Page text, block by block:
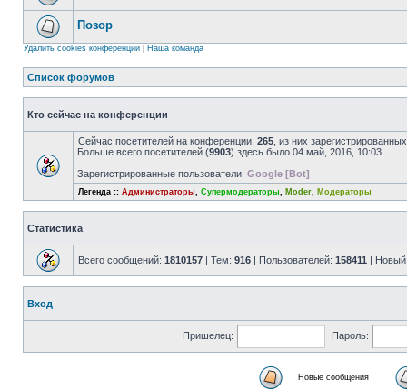
Позор
Удалить cookies конференции Наша команда
Список форумов
Кто сейчас на конференции
Сейчас посетителей на конференции: 265 , из них
Больше всего посетителей (9903) здесь было 04 май, 2016, 10:03
Зарегистрированные пользователи: Google [Bot]
Легенда :: Администраторы, Супермодераторы, Moder, Модераторы
Статистика
Всего сообщений: 1810157 | Тем: 916 | Пользователей: 158411 | Новый
Вход
Пришелец: Пароль:
Новые сообщения